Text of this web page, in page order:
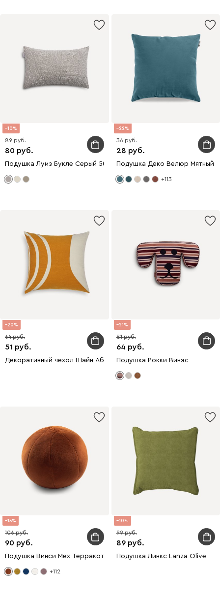
10
80
89
Подушка Луиз Букле Серый 50x30
22
28
36
Подушка Деко Велюр Мятный
+113
20
51
64
Декоративный чехол Шайн Абстракция 2 45x45
21
64
81
Подушка Рокки Винэс
15
90
106
Подушка Винси Мех Терракотовый
+112
10
89
99
Подушка Линкс Lanza Olive